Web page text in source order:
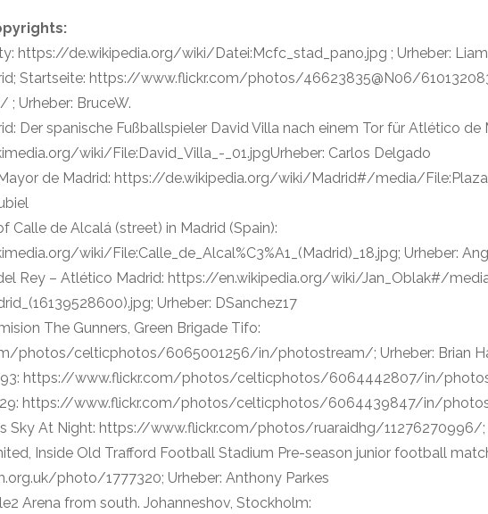
https://de.wikipedia.org/wiki/Datei:Mcfc_stad_pano.jpg ; Urheber:
Startseite: https://www.flickr.com/photos/46623835@N06/
; Urheber: BruceW.
Der spanische Fußballspieler David Villa nach einem Tor für Atlético de
wiki/File:David_Villa_-_01.jpgUrheber: Carlos Delgado
de Madrid: https://de.wikipedia.org/wiki/Madrid#/media/
Calle de Alcalá (street) in Madrid (Spain):
wiki/File:Calle_de_Alcal%C3%A1_(Madrid)_18.jpg; Urheber:
Rey – Atlético Madrid: https://en.wikipedia.org/wiki/Jan_Oblak#/
Urheber: DSanchez17
The Gunners, Green Brigade Tifo:
photos/celticphotos/6065001256/in/photostream/; Urheber: Brian
https://www.flickr.com/photos/celticphotos/6064442807/in/
https://www.flickr.com/photos/celticphotos/6064439847/in/
Sky At Night: https://www.flickr.com/photos/ruaraidhg/11276270996/;
Inside Old Trafford Football Stadium Pre-season junior football
photo/1777320; Urheber: Anthony Parkes
Arena from south. Johanneshov, Stockholm: